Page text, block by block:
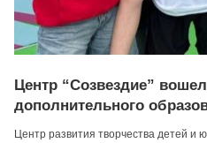
Центр “Созвездие”
дополнительного
Центр развития творчества детей